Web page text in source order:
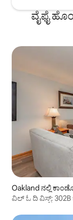
ವೈಫೈ
Oakland ನಲ್ಲಿ
ವಿಲ್ ಓ ದಿ ವಿಸ್ಪ್: